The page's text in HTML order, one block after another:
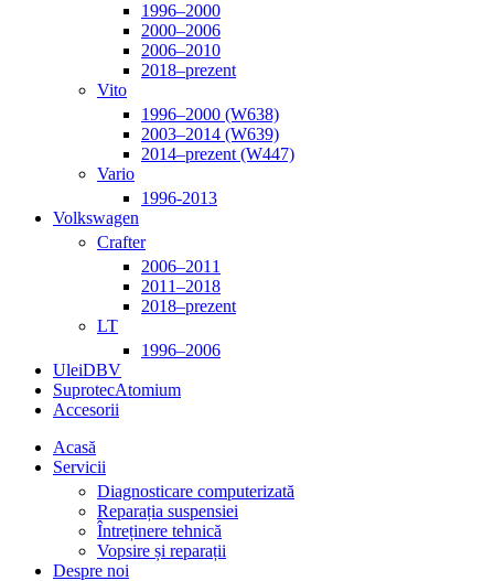
1996–2000
2000–2006
2006–2010
2018–prezent
Vito
1996–2000 (W638)
2003–2014 (W639)
2014–prezent (W447)
Vario
1996-2013
Volkswagen
Crafter
2006–2011
2011–2018
2018–prezent
LT
1996–2006
UleiDBV
SuprotecAtomium
Accesorii
Acasă
Servicii
Diagnosticare computerizată
Reparația suspensiei
Întreținere tehnică
Vopsire și reparații
Despre noi